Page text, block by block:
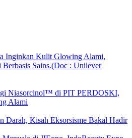
Niasorcinol™ di PIT PERDOSKI,
Alami
Darah, Kisah Eksorsisme Bakal Hadir